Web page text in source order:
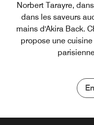
Norbert Tarayre,
dans les saveurs
mains d'Akira Back.
propose une